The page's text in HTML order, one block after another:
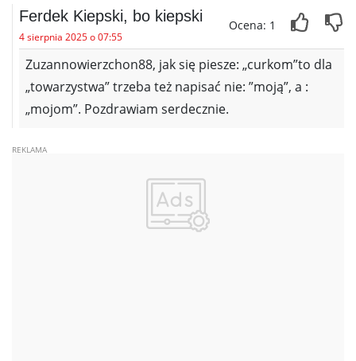
Ferdek Kiepski, bo kiepski
4 sierpnia 2025 o 07:55
Ocena: 1
Zuzannowierzchon88, jak się piesze: „curkom”to dla
„towarzystwa” trzeba też napisać nie: ”moją”, a :
„mojom”. Pozdrawiam serdecznie.